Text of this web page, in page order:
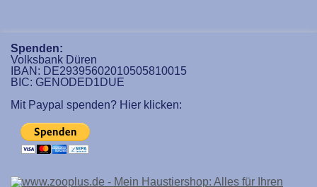
Spenden:
Volksbank Düren
IBAN: DE29395602010505810015
BIC: GENODED1DUE
Mit Paypal spenden? Hier klicken: